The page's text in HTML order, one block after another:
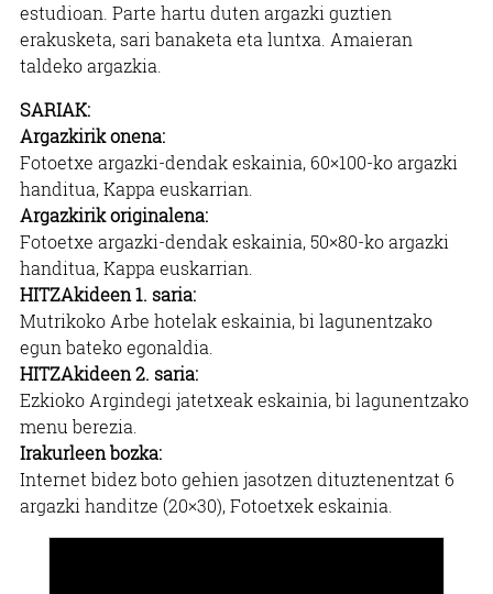
estudioan. Parte hartu duten argazki guztien
erakusketa, sari banaketa eta luntxa. Amaieran
taldeko argazkia.
SARIAK:
Argazkirik onena:
Fotoetxe argazki-dendak eskainia, 60×100-ko argazki
handitua, Kappa euskarrian.
Argazkirik originalena:
Fotoetxe argazki-dendak eskainia, 50×80-ko argazki
handitua, Kappa euskarrian.
HITZAkideen 1. saria:
Mutrikoko Arbe hotelak eskainia, bi lagunentzako
egun bateko egonaldia.
HITZAkideen 2. saria:
Ezkioko Argindegi jatetxeak eskainia, bi lagunentzako
menu berezia.
Irakurleen bozka:
Internet bidez boto gehien jasotzen dituztenentzat 6
argazki handitze (20×30), Fotoetxek eskainia.